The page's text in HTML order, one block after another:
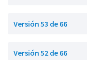
Versión 53 de 66
Versión 52 de 66